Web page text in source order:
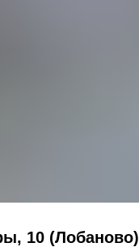
10 (Лобаново)